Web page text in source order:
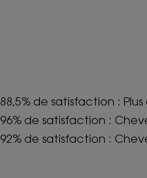
88,5% de satisfaction : Plus
96% de satisfaction :
92% de satisfaction :